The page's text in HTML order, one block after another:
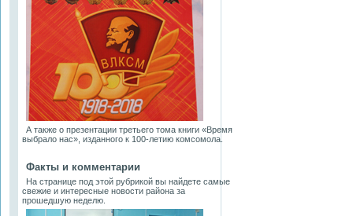
А также о презентации третьего тома книги «Время
выбрало нас», изданного к 100-летию комсомола.
Факты и комментарии
На странице под этой рубрикой вы найдете самые
свежие и интересные новости района за
прошедшую неделю.